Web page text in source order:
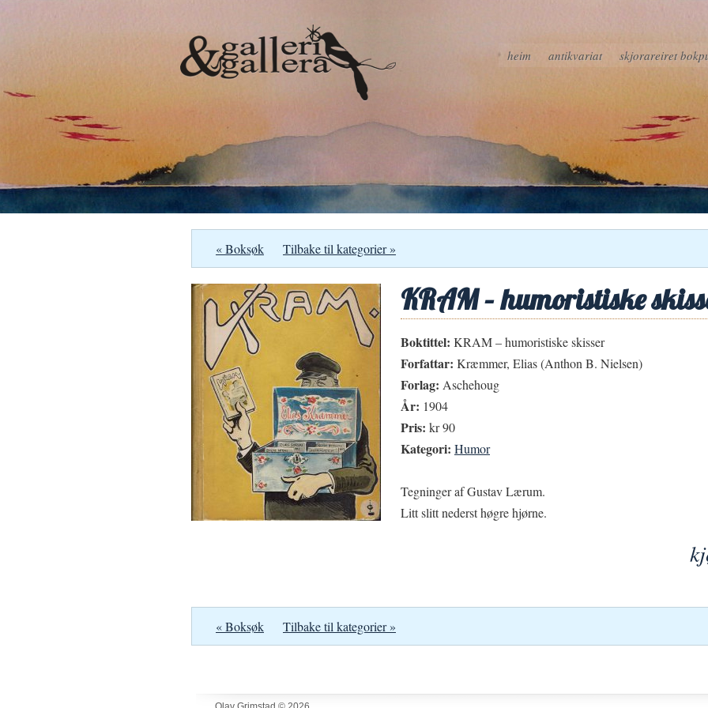
heim antikvariat skjorareiret
« Boksøk Tilbake til kategorier »
KRAM – humoristiske
Boktittel: KRAM – humoristiske skisser
Forfattar: Kræmmer, Elias (Anthon B. Nielsen)
Forlag: Aschehoug
År: 1904
Pris: kr 90
Kategori: Humor
Tegninger af Gustav Lærum.
Litt slitt nederst høgre hjørne.
« Boksøk Tilbake til kategorier »